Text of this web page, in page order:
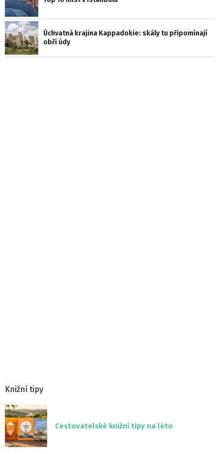
Úchvatná krajina Kappadokie: skály tu připomínají
obří údy
Knižní tipy
Cestovatelské knižní tipy na léto